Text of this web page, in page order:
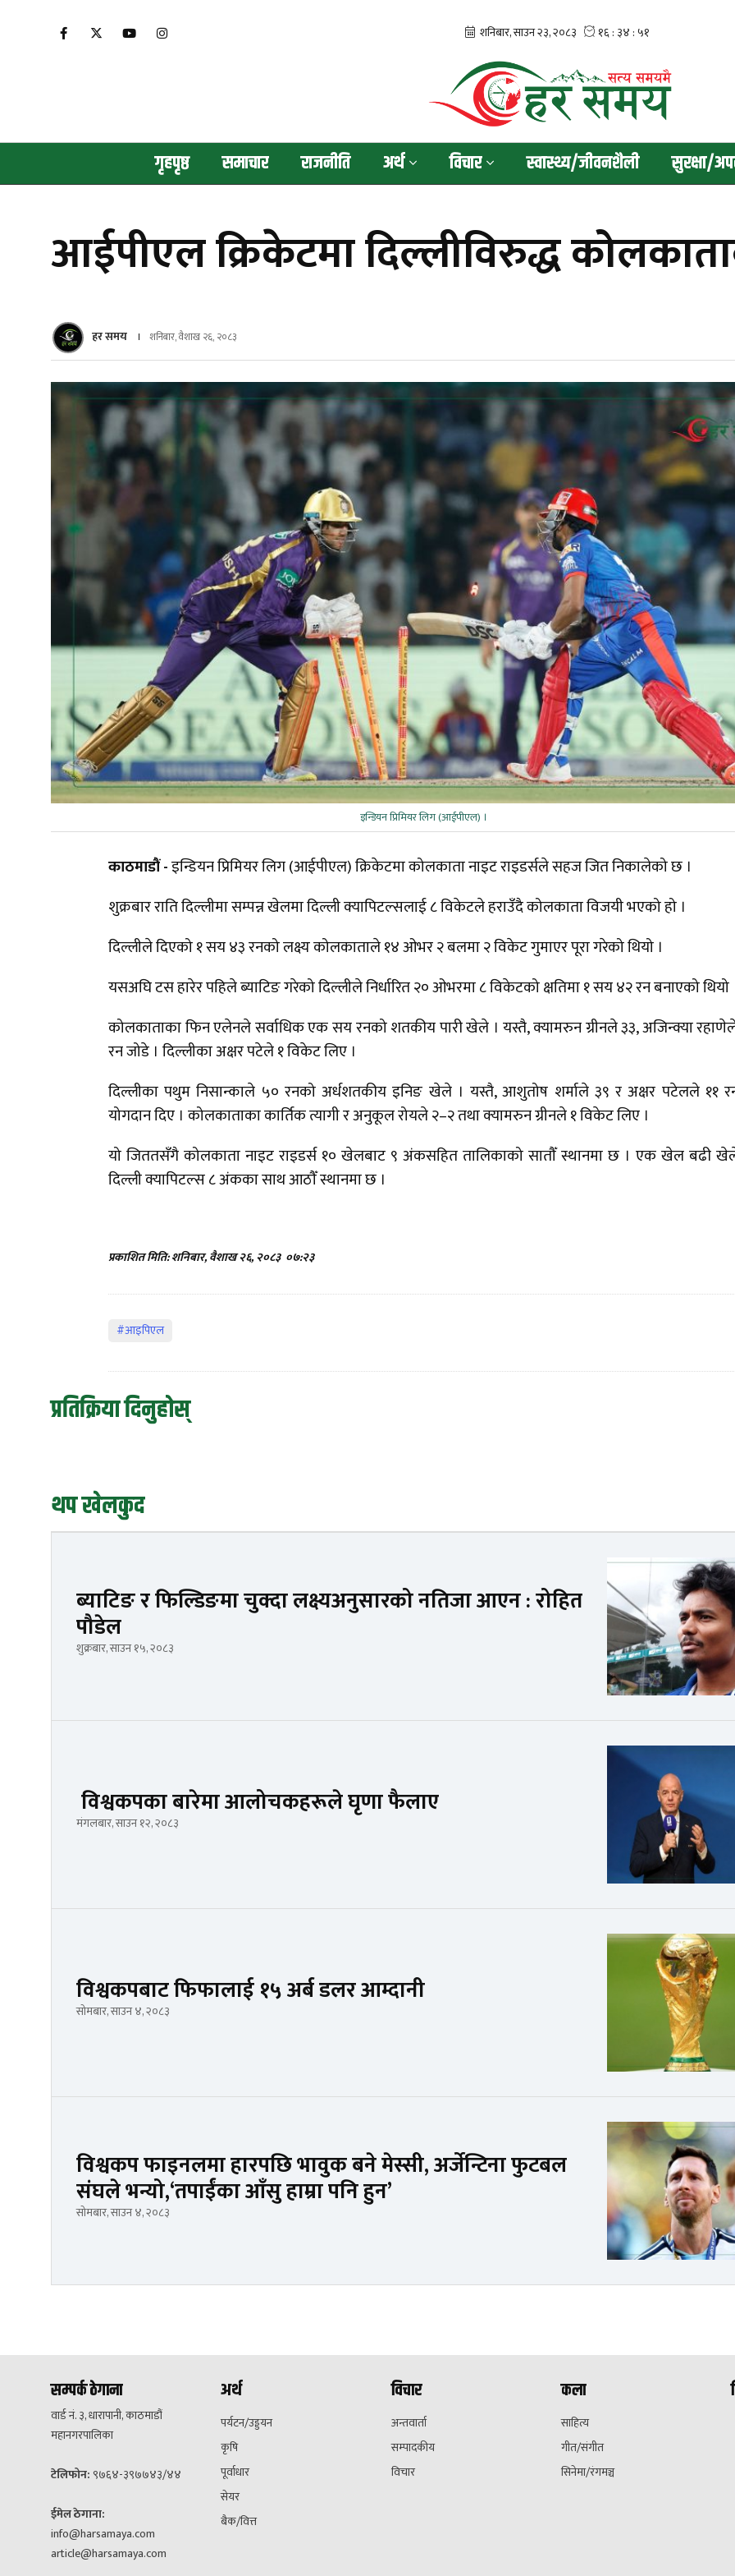
गृहपृष्ठ समाचार राजनीति अर्थ विचार स्वास्थ्य/जीवनशैली सुरक्षा/
आईपीएल क्रिकेटमा दिल्लीविरुद्ध
हर समय शनिबार, वैशाख २६, २०८३
इन्डियन प्रिमियर लिग (आईपीएल) ।
काठमाडौं -इन्डियन प्रिमियर लिग (आईपीएल) क्रिकेटमा कोलकाता नाइट राइडर्सले सहज जित निकालेको छ ।
शुक्रबार राति दिल्लीमा सम्पन्न खेलमा दिल्ली क्यापिटल्सलाई ८ विकेटले हराउँदै कोलकाता विजयी भएको हो ।
दिल्लीले दिएको १ सय ४३ रनको लक्ष्य कोलकाताले १४ ओभर २ बलमा २ विकेट गुमाएर पूरा गरेको थियो ।
यसअघि टस हारेर पहिले ब्याटिङ गरेको दिल्लीले निर्धारित २० ओभरमा ८ विकेटको क्षतिमा १ सय ४२ रन बनाएको थियो
कोलकाताका फिन एलेनले सर्वाधिक एक सय रनको शतकीय पारी खेले । यस्तै, क्यामरुन ग्रीनले ३३, अजिन्क्या
रन जोडे । दिल्लीका अक्षर पटेले १ विकेट लिए ।
दिल्लीका पथुम निसान्काले ५० रनको अर्धशतकीय इनिङ खेले । यस्तै, आशुतोष शर्माले ३९ र अक्षर पटेलले ११
योगदान दिए । कोलकाताका कार्तिक त्यागी र अनुकूल रोयले २–२ तथा क्यामरुन ग्रीनले १ विकेट लिए ।
यो जिततसँगै कोलकाता नाइट राइडर्स १० खेलबाट ९ अंकसहित तालिकाको सातौँ स्थानमा छ । एक खेल बढी
दिल्ली क्यापिटल्स ८ अंकका साथ आठौँ स्थानमा छ ।
प्रकाशित मिति: शनिबार, वैशाख २६, २०८३ ०७:२३
#आइपिएल
प्रतिक्रिया दिनुहोस्
थप खेलकुद
ब्याटिङ र फिल्डिङमा चुक्दा लक्ष्यअनुसारको नतिजा आएन : रोहित
पौडेल
शुक्रबार, साउन १५, २०८३
विश्वकपका बारेमा आलोचकहरूले घृणा फैलाए
मंगलबार, साउन १२, २०८३
विश्वकपबाट फिफालाई १५ अर्ब डलर आम्दानी
सोमबार, साउन ४, २०८३
विश्वकप फाइनलमा हारपछि भावुक बने मेस्सी, अर्जेन्टिना फुटबल
संघले भन्यो,‘तपाईंका आँसु हाम्रा पनि हुन’
सोमबार, साउन ४, २०८३
सम्पर्क ठेगाना
वार्ड नं. ३, धारापानी, काठमाडौं
महानगरपालिका
टेलिफोन: ९७६४-३९७७४३/४४
ईमेल ठेगाना:
info@harsamaya.com
article@harsamaya.com
अर्थ
पर्यटन/उड्डयन
कृषि
पूर्वाधार
सेयर
बैक/वित्त
विचार
अन्तवार्ता
सम्पादकीय
विचार
कला
साहित्य
गीत/संगीत
सिनेमा/रंगमञ्च